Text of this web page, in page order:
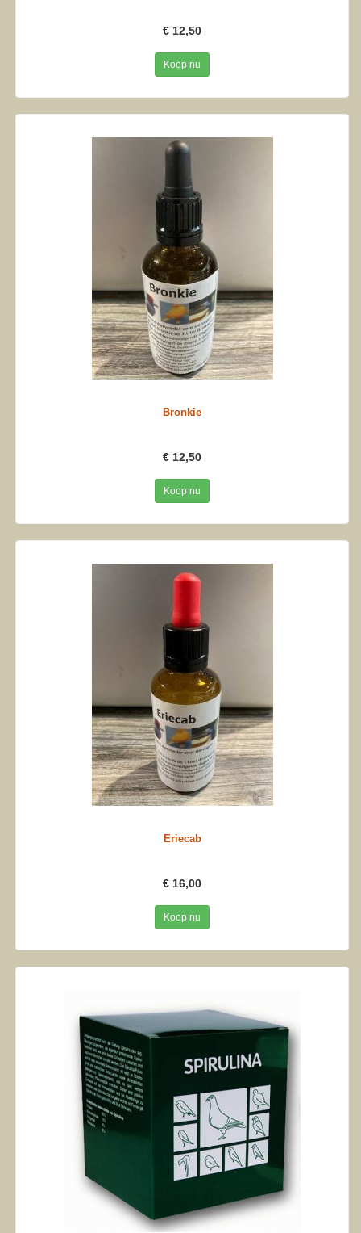
€ 12,50
Koop nu
Bronkie
€ 12,50
Koop nu
Eriecab
€ 16,00
Koop nu